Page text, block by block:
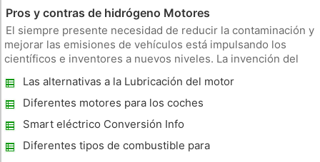
Pros y contras de hidrógeno Motores
El siempre presente necesidad de reducir la contaminación y
mejorar las emisiones de vehículos está impulsando los
científicos e inventores a nuevos niveles. La invención del
posible solución a estos problemas. Sin embargo, a partir de
2010, toda
Las alternativas a la Lubricación del motor
Diferentes motores para los coches
eléctricos
Smart eléctrico Conversión Info
Diferentes tipos de combustible para